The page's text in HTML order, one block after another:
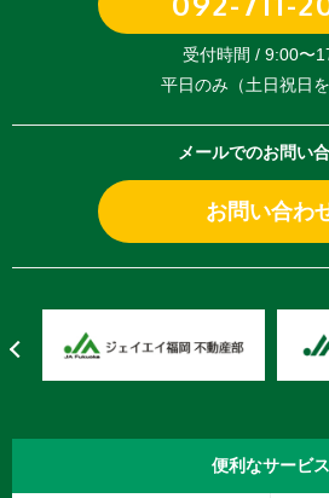
受付時間 / 9:00〜
平日のみ（土日祝日を
メールでのお問い
お問い合わ
便利なサービス